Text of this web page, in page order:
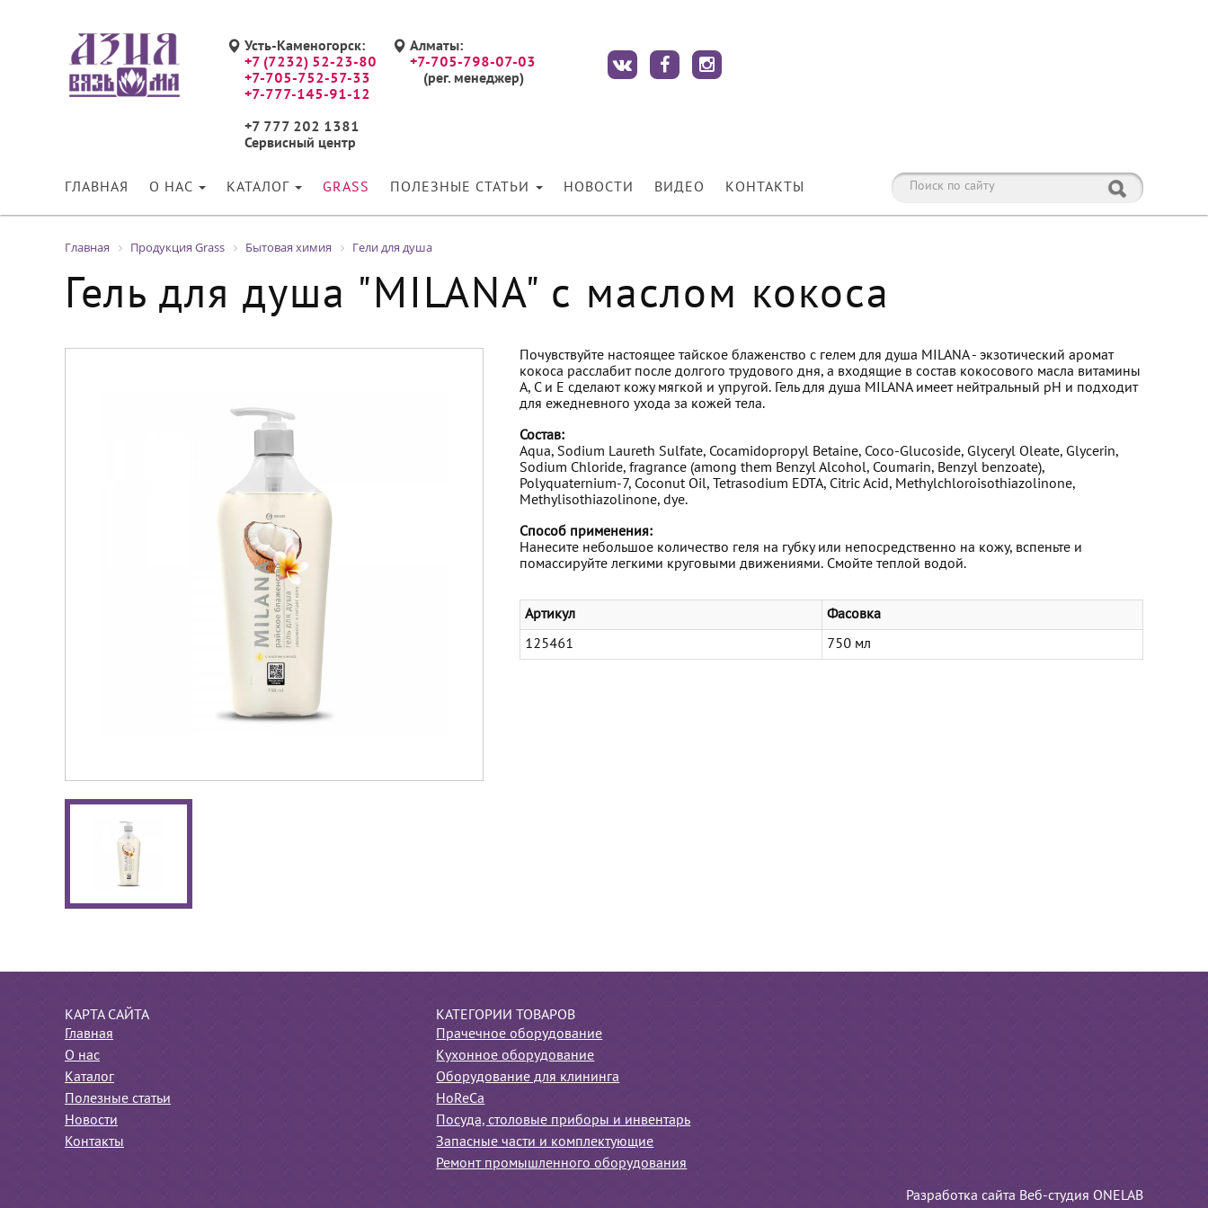
Усть-Каменогорск:
+7 (7232) 52-23-80
+7-705-752-57-33
+7-777-145-91-12
+7 777 202 1381
Сервисный центр
Алматы:
+7-705-798-07-03
(рег. менеджер)
ГЛАВНАЯ О НАС КАТАЛОГ GRASS ПОЛЕЗНЫЕ СТАТЬИ НОВОСТИ ВИДЕО КОНТАКТЫ
Главная Продукция Grass Бытовая химия Гели для душа
Гель для душа "MILANA" с маслом кокоса
Почувствуйте настоящее тайское блаженство с гелем для душа MILANA - экзотический аромат
кокоса расслабит после долгого трудового дня, а входящие в состав кокосового масла витамины
А, С и Е сделают кожу мягкой и упругой. Гель для душа MILANA имеет нейтральный pH и подходит
для ежедневного ухода за кожей тела.
Состав:
Aqua, Sodium Laureth Sulfate, Cocamidopropyl Betaine, Coco-Glucoside, Glyceryl Oleate, Glycerin,
Sodium Chloride, fragrance (among them Benzyl Alcohol, Coumarin, Benzyl benzoate),
Polyquaternium-7, Coconut Oil, Tetrasodium EDTA, Citric Acid, Methylchloroisothiazolinone,
Methylisothiazolinone, dye.
Способ применения:
Нанесите небольшое количество геля на губку или непосредственно на кожу, вспеньте и
помассируйте легкими круговыми движениями. Смойте теплой водой.
Артикул Фасовка
125461 750 мл
КАРТА САЙТА
Главная
О нас
Каталог
Полезные статьи
Новости
Контакты
КАТЕГОРИИ ТОВАРОВ
Прачечное оборудование
Кухонное оборудование
Оборудование для клининга
HoReCa
Посуда, столовые приборы и инвентарь
Запасные части и комплектующие
Ремонт промышленного оборудования
Разработка сайта Веб-студия ONELAB